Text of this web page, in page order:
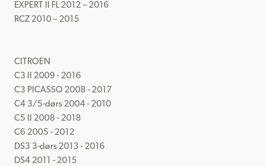
EXPERT II FL 2012 – 2016
RCZ 2010 – 2015
CITROEN
C3 II 2009 - 2016
C3 PICASSO 2008 - 2017
C4 3/5-dørs 2004 - 2010
C5 II 2008 - 2018
C6 2005 - 2012
DS3 3-dørs 2013 - 2016
DS4 2011 - 2015